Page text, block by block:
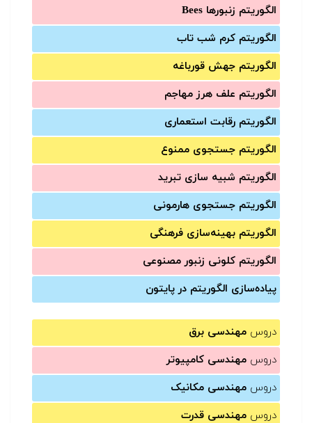
الگوریتم زنبورها Bees
الگوریتم کرم شب تاب
الگوریتم جهش قورباغه
الگوریتم علف هرز مهاجم
الگوریتم رقابت استعماری
الگوریتم جستجوی ممنوع
الگوریتم شبیه سازی تبرید
الگوریتم جستجوی هارمونی
الگوریتم بهینه‌سازی فرهنگی
الگوریتم کلونی زنبور مصنوعی
پیاده‌سازی الگوریتم در پایتون
دروس مهندسی برق
دروس مهندسی کامپیوتر
دروس مهندسی مکانیک
دروس مهندسی قدرت